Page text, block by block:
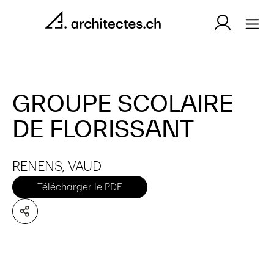
GROUPE SCOLAIRE
DE FLORISSANT
RENENS, VAUD
Télécharger le PDF